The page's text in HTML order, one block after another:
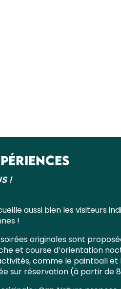
!
aussi bien les visiteurs
!
soirées originales sont
et course d’orientation
comme le paintball et
sur réservation (à partir de